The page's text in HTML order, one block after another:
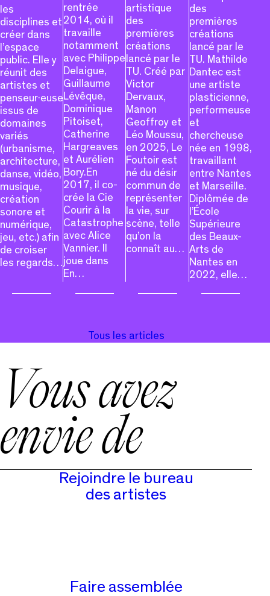
les
disciplines et
créer dans
l’espace
public. Elle y
réunit des
artistes et
penseur·euse·s
issus de
domaines
variés
(urbanisme,
architecture,
danse, vidéo,
musique,
création
sonore et
numérique,
jeu, etc.) afin
de croiser
les regards…
rentrée
2014, où il
travaille
notamment
avec Philippe
Delaigue,
Guillaume
Lévêque,
Dominique
Pitoiset,
Catherine
Hargreaves
et Aurélien
Bory.En
2017, il co-
crée la Cie
Courir à la
Catastrophe
avec Alice
Vannier. Il
joue dans
En…
artistique
des
premières
créations
lancé par le
TU. Créé par
Victor
Dervaux,
Manon
Geoffroy et
Léo Moussu,
en 2025, Le
Foutoir est
né du désir
commun de
représenter
la vie, sur
scène, telle
qu’on la
connaît au…
des
premières
créations
lancé par le
TU. Mathilde
Dantec est
une artiste
plasticienne,
performeuse
et
chercheuse
née en 1998,
travaillant
entre Nantes
et Marseille.
Diplômée de
l’École
Supérieure
des Beaux-
Arts de
Nantes en
2022, elle…
Tous les articles
Vous avez
envie de
Rejoindre le bureau
des artistes
Faire assemblée